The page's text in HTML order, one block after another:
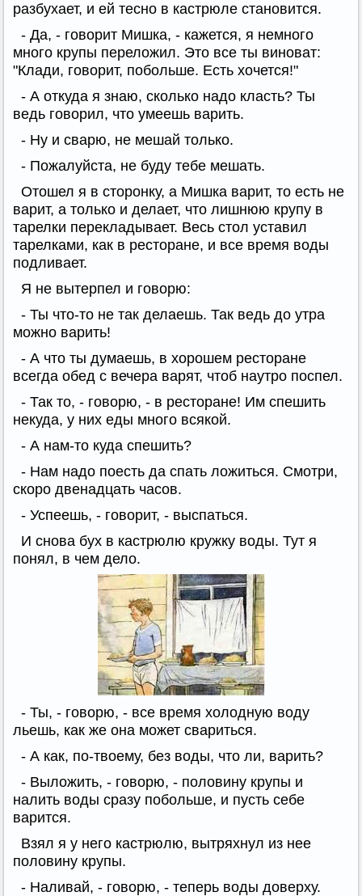
разбухает, и ей тесно в кастрюле становится.
- Да, - говорит Мишка, - кажется, я немного
много крупы переложил. Это все ты виноват:
"Клади, говорит, побольше. Есть хочется!"
- А откуда я знаю, сколько надо класть? Ты
ведь говорил, что умеешь варить.
- Ну и сварю, не мешай только.
- Пожалуйста, не буду тебе мешать.
Отошел я в сторонку, а Мишка варит, то есть не
варит, а только и делает, что лишнюю крупу в
тарелки перекладывает. Весь стол уставил
тарелками, как в ресторане, и все время воды
подливает.
Я не вытерпел и говорю:
- Ты что-то не так делаешь. Так ведь до утра
можно варить!
- А что ты думаешь, в хорошем ресторане
всегда обед с вечера варят, чтоб наутро поспел.
- Так то, - говорю, - в ресторане! Им спешить
некуда, у них еды много всякой.
- А нам-то куда спешить?
- Нам надо поесть да спать ложиться. Смотри,
скоро двенадцать часов.
- Успеешь, - говорит, - выспаться.
И снова бух в кастрюлю кружку воды. Тут я
понял, в чем дело.
- Ты, - говорю, - все время холодную воду
льешь, как же она может свариться.
- А как, по-твоему, без воды, что ли, варить?
- Выложить, - говорю, - половину крупы и
налить воды сразу побольше, и пусть себе
варится.
Взял я у него кастрюлю, вытряхнул из нее
половину крупы.
- Наливай, - говорю, - теперь воды доверху.